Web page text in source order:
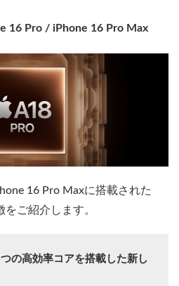
16 Pro / iPhone 16 Pro Max
16 Pro Maxに搭載された
をご紹介します。
の高効率コアを搭載した新し